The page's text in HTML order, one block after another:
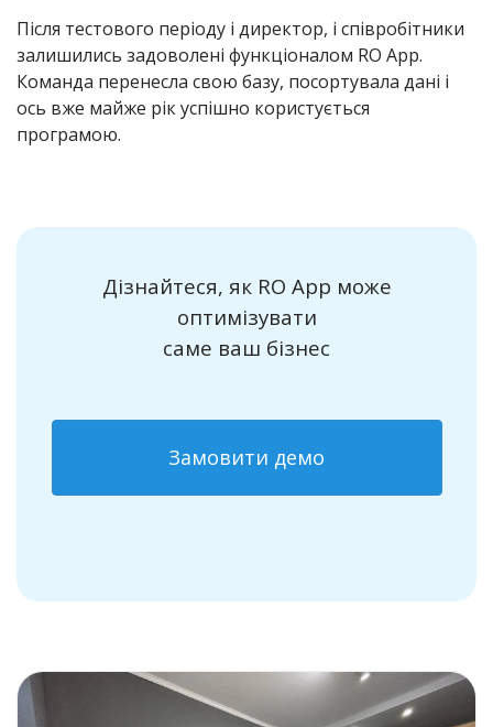
Після тестового періоду і директор, і співробітники
залишились задоволені функціоналом RO App.
Команда перенесла свою базу, посортувала дані і
ось вже майже рік успішно користується
програмою.
Дізнайтеся, як RO App може
оптимізувати
саме ваш бізнес
Замовити демо